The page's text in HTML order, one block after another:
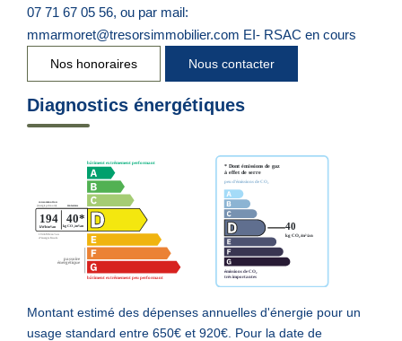
07 71 67 05 56, ou par mail:
mmarmoret@tresorsimmobilier.com EI- RSAC en cours
Nos honoraires Nous contacter
Diagnostics énergétiques
Montant estimé des dépenses annuelles d'énergie pour un
usage standard entre 650€ et 920€. Pour la date de